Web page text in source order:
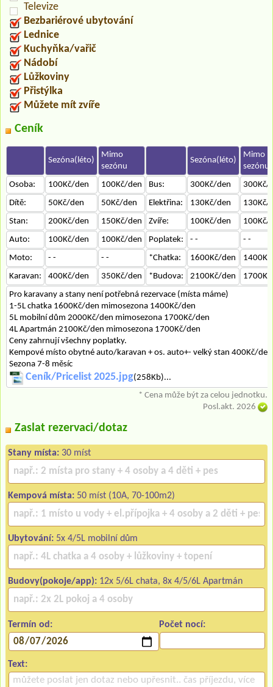
Televize
Bezbariérové ubytování
Lednice
Kuchyňka/vařič
Nádobí
Lůžkoviny
Přistýlka
Můžete mít zvíře
Ceník
Sezóna(léto)
Mimo
sezónu
Sezóna(léto)
Mimo
sezónu
Osoba:
100Kč/den 100Kč/den Bus: 300Kč/den
300Kč/
Dítě:
50Kč/den 50Kč/den Elektřina: 130Kč/den
130Kč/
Stan:
200Kč/den 150Kč/den Zvíře: 100Kč/den
100Kč/
Auto:
100Kč/den 100Kč/den Poplatek: - -
- -
Moto:
- - - - *Chatka: 1600Kč/den
Karavan:
400Kč/den 350Kč/den *Budova: 2100Kč/den
Pro karavany a stany není potřebná rezervace (místa máme)
1-5L chatka 1600Kč/den mimosezona 1400Kč/den
5L mobilní dům 2000Kč/den mimosezona 1700Kč/den
4L Apartmán 2100Kč/den mimosezona 1700Kč/den
Ceny zahrnují všechny poplatky.
Kempové místo obytné auto/karavan + os. auto+- velký stan 400Kč/den
Sezona 7-8 měsíc
Ceník/Pricelist 2025.jpg(258Kb)...
* Cena může být za celou jednotku.
Posl.akt. 2026
Zaslat rezervaci/dotaz
Stany místa: 30 míst
Kempová místa: 50 míst (10A, 70-100m2)
Ubytování: 5x 4/5L mobilní dům
Budovy(pokoje/app): 12x 5/6L chata, 8x 4/5/6L Apartmán
Termín od: Počet nocí:
Text: